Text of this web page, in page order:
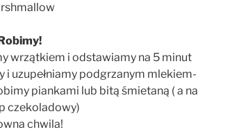
wrzątkiem i odstawiamy na 5 minut
i uzupełniamy podgrzanym mlekiem-
piankami lub bitą śmietaną ( a na
czekoladowy)
chwila!